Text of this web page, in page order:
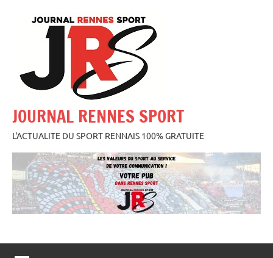
JOURNAL RENNES SPORT
L'ACTUALITE DU SPORT RENNAIS 100% GRATUITE